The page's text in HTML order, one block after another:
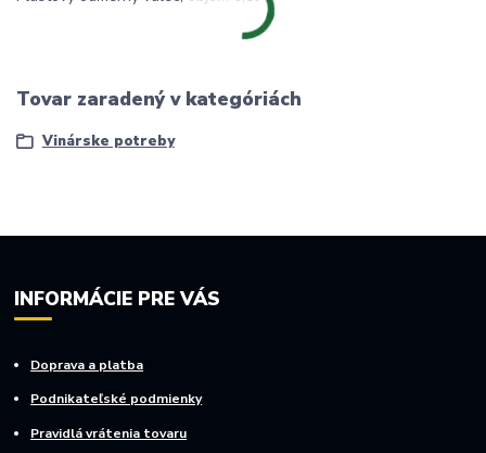
Tovar zaradený v kategóriách
Vinárske potreby
INFORMÁCIE PRE VÁS
Doprava a platba
Podnikateľské podmienky
Pravidlá vrátenia tovaru